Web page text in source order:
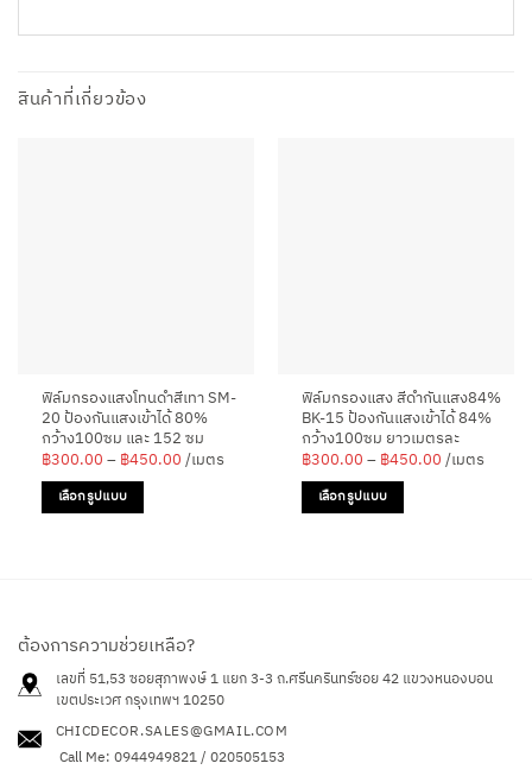
สินค้าที่เกี่ยวข้อง
ฟิล์มกรองแสงโทนดำสีเทา SM-
20 ป้องกันแสงเข้าได้ 80%
กว้าง100ซม และ 152 ซม
฿300.00–฿450.00Price
range:
/เมตร
เลือกรูปแบบ
The
options
may
be
chosen
ฟิล์มกรองแสง สีดำกันแสง84%
BK-15 ป้องกันแสงเข้าได้ 84%
กว้าง100ซม ยาวเมตรละ
฿300.00–฿450.00Price
range:
/เมตร
เลือกรูปแบบ
options
ต้องการความช่วยเหลือ?
เลขที่ 51,53 ซอยสุภาพงษ์ 1 แยก 3-3 ถ.ศรีนครินทร์ซอย 42แขวงหนองบอน
เขตประเวศ กรุงเทพฯ 10250
CHICDECOR.SALES@GMAIL.COM
Call Me: 0944949821 / 020505153